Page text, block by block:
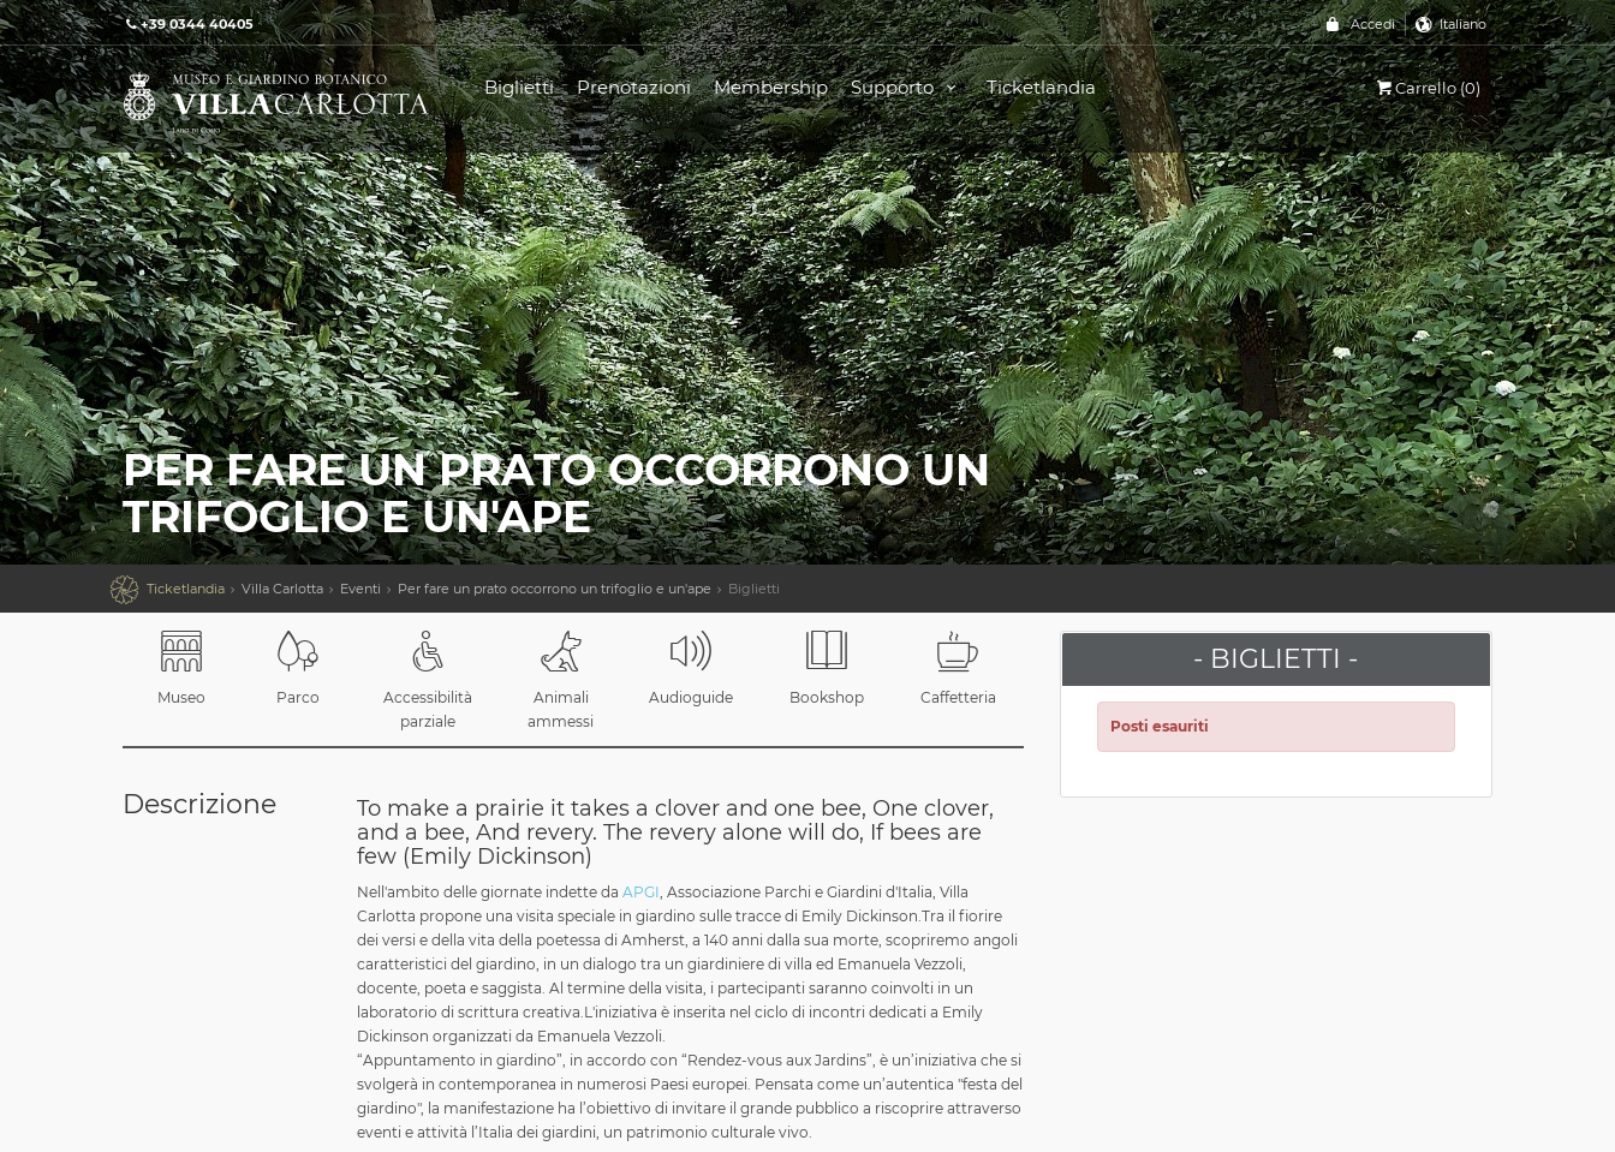
+39 0344 40405 Accedi Italiano
Biglietti Prenotazioni Membership Supporto Ticketlandia Carrello (0)
PER FARE UN PRATO OCCORRONO UN
TRIFOGLIO E UN'APE
 Ticketlandia Villa Carlotta Eventi Per fare un prato occorrono un trifoglio e un'ape Biglietti
Museo Parco
Accessibilità
parziale
Animali
ammessi
Audioguide Bookshop Caffetteria
Descrizione
To make a prairie it takes a clover and one bee, One clover,
and a bee, And revery. The revery alone will do, If bees are
few (Emily Dickinson)
Nell'ambito delle giornate indette da APGI, Associazione Parchi e Giardini d'Italia, Villa
Carlotta propone una visita speciale in giardino sulle tracce di Emily Dickinson.Tra il fiorire
dei versi e della vita della poetessa di Amherst, a 140 anni dalla sua morte, scopriremo angoli
caratteristici del giardino, in un dialogo tra un giardiniere di villa ed Emanuela Vezzoli,
docente, poeta e saggista. Al termine della visita, i partecipanti saranno coinvolti in un
laboratorio di scrittura creativa.L'iniziativa è inserita nel ciclo di incontri dedicati a Emily
Dickinson organizzati da Emanuela Vezzoli.
“Appuntamento in giardino”, in accordo con “Rendez-vous aux Jardins”, è un’iniziativa che si
svolgerà in contemporanea in numerosi Paesi europei. Pensata come un’autentica "festa del
giardino", la manifestazione ha l’obiettivo di invitare il grande pubblico a riscoprire attraverso
eventi e attività l’Italia dei giardini, un patrimonio culturale vivo.
- BIGLIETTI -
Posti esauriti